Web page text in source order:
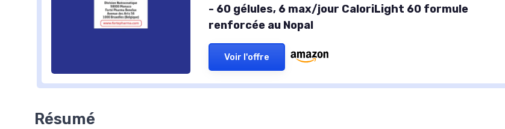
- 60 gélules, 6 max/jour CaloriLight 60 formule
renforcée au Nopal
Voir l'offre
Résumé